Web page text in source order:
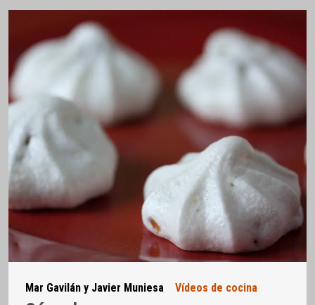
Mar Gavilán y Javier Muniesa Vídeos de cocina